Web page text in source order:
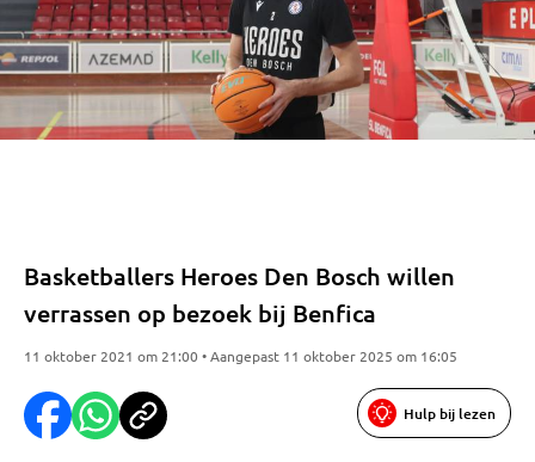
Basketballers Heroes Den Bosch willen
verrassen op bezoek bij Benfica
11 oktober 2021 om 21:00 • Aangepast 11 oktober 2025 om 16:05
Hulp bij lezen